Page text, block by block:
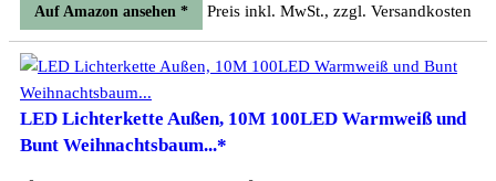
Auf Amazon ansehen * Preis inkl. MwSt., zzgl. Versandkosten
LED Lichterkette Außen, 10M 100LED Warmweiß und
Bunt Weihnachtsbaum...*